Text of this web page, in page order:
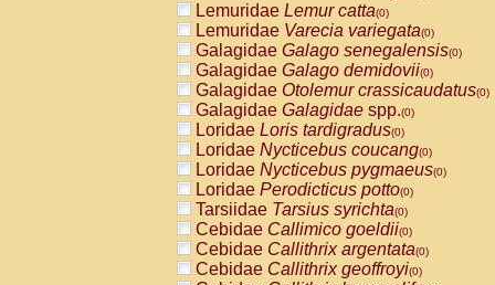
AtelidaeAlouatta seniculus
AtelidaeAlouattaspp.(0)
AtelidaeAteles belzebuth(0)
AtelidaeAteles geoffroyi(0)
AtelidaeAteles paniscus(0)
AtelidaeAtelesspp.(0)
Atelidae Lagothrix lagothricha
AtelidaeLagothrix lagothricha cana
PitheciidaeCacajao calvus
PitheciidaeCallicebus cupreus
PitheciidaeCallicebus donacophilus
PitheciidaeCallicebus moloch
PitheciidaeCallicebus torquatus
PitheciidaeCallicebusspp.(0)
Lemuridae Lemur catta(0)
Lemuridae Varecia variegata(0)
Galagidae Galago senegalensis(0)
Galagidae Galago demidovii(0)
Galagidae Otolemur crassicaudatus(0)
Galagidae Galagidae spp.(0)
Loridae Loris tardigradus(0)
Loridae Nycticebus coucang(0)
Loridae Nycticebus pygmaeus(0)
Loridae Perodicticus potto(0)
Tarsiidae Tarsius syrichta(0)
Cebidae Callimico goeldii(0)
Cebidae Callithrix argentata(0)
Cebidae Callithrix geoffroyi(0)